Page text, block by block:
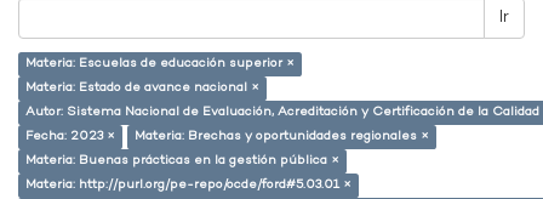
Ir
Materia: Escuelas de educación superior ×
Materia: Estado de avance nacional ×
Autor: Sistema Nacional de Evaluación, Acreditación y Certificación de la
Fecha: 2023 ×
Materia: Brechas y oportunidades regionales ×
Materia: Buenas prácticas en la gestión pública ×
Materia: http://purl.org/pe-repo/ocde/ford#5.03.01 ×